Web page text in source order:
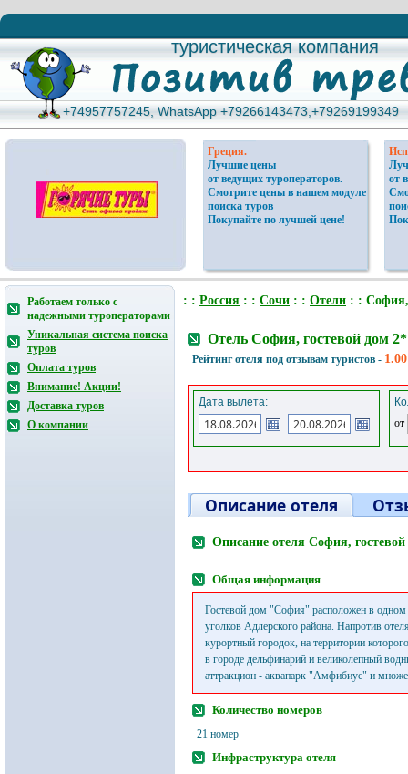
туристическая компания
туристическая компания
+74957757245, WhatsApp +79266143473,+79269199349
+74957757245, WhatsApp +79266143473,+79269199349
Греция.
Лучшие цены
от ведущих туроператоров.
Смотрите цены в нашем модуле
поиска туров
Покупайте по лучшей цене!
от
Работаем только с
надежными туроператорами
Уникальная система поиска
туров
Оплата туров
Внимание! Акции!
Доставка туров
О компании
: : Россия : : Сочи : : Отели : :
Отель София, гостевой дом
Рейтинг отеля под отзывам туристов -
Дата вылета:
от
Описание отеля
Описание отеля София,
Общая информация
Гостевой дом "София" расположен в
уголков Адлерского района. Напротив
курортный городок, на территории
в городе дельфинарий и великолепный
аттракцион - аквапарк "Амфибиус" и
Количество номеров
21 номер
Инфраструктура отеля